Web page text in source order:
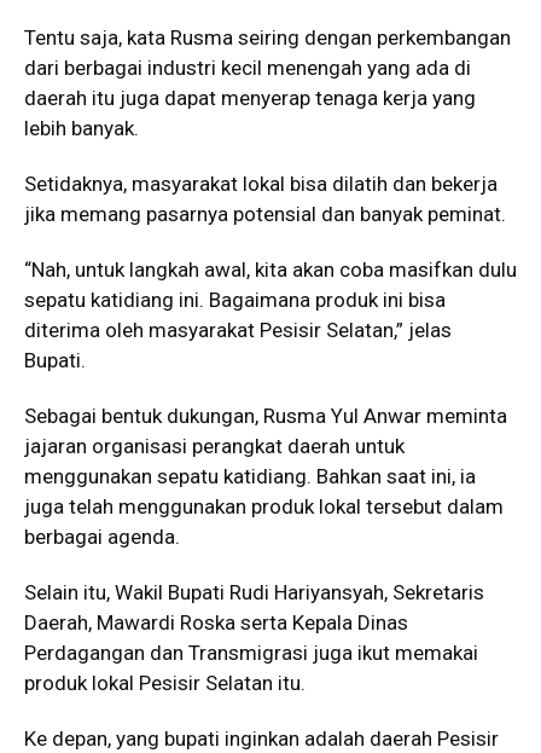
Tentu saja, kata Rusma seiring dengan perkembangan
dari berbagai industri kecil menengah yang ada di
daerah itu juga dapat menyerap tenaga kerja yang
lebih banyak.
Setidaknya, masyarakat lokal bisa dilatih dan bekerja
jika memang pasarnya potensial dan banyak peminat.
“Nah, untuk langkah awal, kita akan coba masifkan dulu
sepatu katidiang ini. Bagaimana produk ini bisa
diterima oleh masyarakat Pesisir Selatan,” jelas
Bupati.
Sebagai bentuk dukungan, Rusma Yul Anwar meminta
jajaran organisasi perangkat daerah untuk
menggunakan sepatu katidiang. Bahkan saat ini, ia
juga telah menggunakan produk lokal tersebut dalam
berbagai agenda.
Selain itu, Wakil Bupati Rudi Hariyansyah, Sekretaris
Daerah, Mawardi Roska serta Kepala Dinas
Perdagangan dan Transmigrasi juga ikut memakai
produk lokal Pesisir Selatan itu.
Ke depan, yang bupati inginkan adalah daerah Pesisir